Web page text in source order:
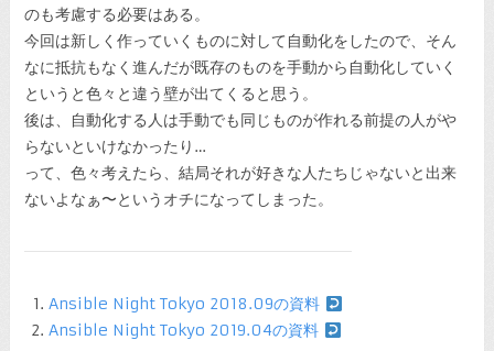
のも考慮する必要はある。
今回は新しく作っていくものに対して自動化をしたので、そん
なに抵抗もなく進んだが既存のものを手動から自動化していく
というと色々と違う壁が出てくると思う。
後は、自動化する人は手動でも同じものが作れる前提の人がや
らないといけなかったり…
って、色々考えたら、結局それが好きな人たちじゃないと出来
ないよなぁ〜というオチになってしまった。
Ansible Night Tokyo 2018.09の資料
Ansible Night Tokyo 2019.04の資料